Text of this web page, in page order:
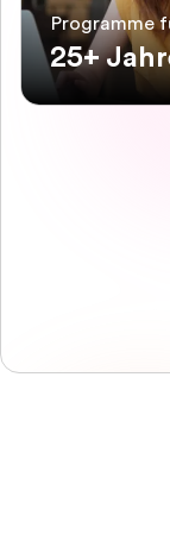
Programme
25+